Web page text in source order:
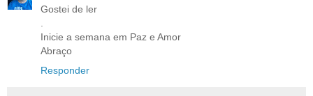
Gostei de ler
Inicie a semana em Paz e Amor
Abraço
Responder